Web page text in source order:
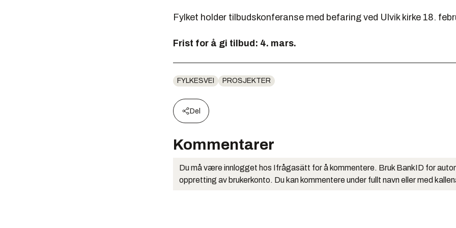
Fylket holder tilbudskonferanse med befaring ved Ulvik kirke 18.
Frist for å gi tilbud: 4. mars.
FYLKESVEI PROSJEKTER
Del
Kommentarer
Du må være innlogget hos Ifrågasätt for å kommentere. Bruk BankID for
oppretting av brukerkonto. Du kan kommentere under fullt navn eller med